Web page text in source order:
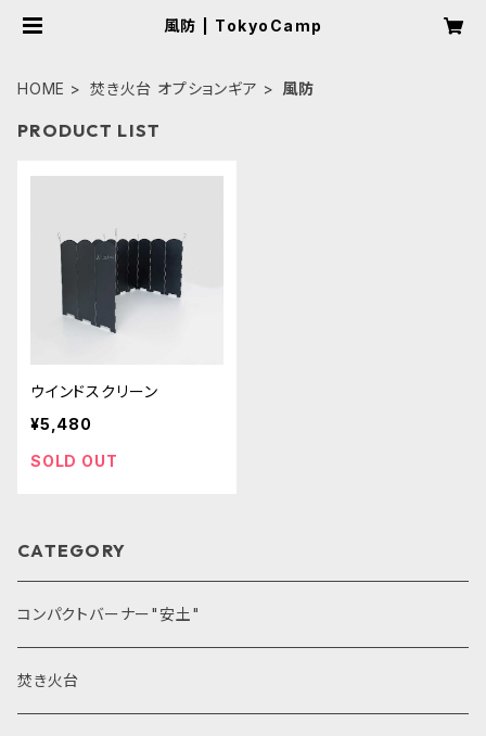
風防 | TokyoCamp
HOME 焚き火台 オプションギア 風防
PRODUCT LIST
ウインドスクリーン
¥5,480
SOLD OUT
CATEGORY
コンパクトバーナー"安土"
焚き火台